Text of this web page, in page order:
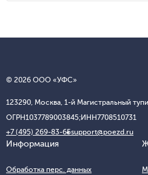
© 2026 ООО «УФС»
123290, Москва, 1-й Магистральный
ОГРН1037789003845;ИНН7708510731
+7 (495) 269-83-65support@poezd.ru
Информация
Обработка перс. данных